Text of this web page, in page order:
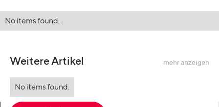
No items found.
Weitere Artikel mehr anzeigen
No items found.